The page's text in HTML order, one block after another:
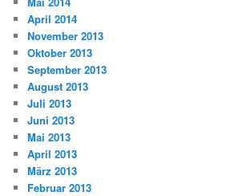
April 2014
November 2013
Oktober 2013
September 2013
August 2013
Juli 2013
Juni 2013
Mai 2013
April 2013
März 2013
Februar 2013